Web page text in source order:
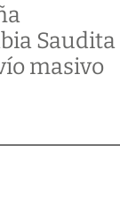
Saudita
masivo